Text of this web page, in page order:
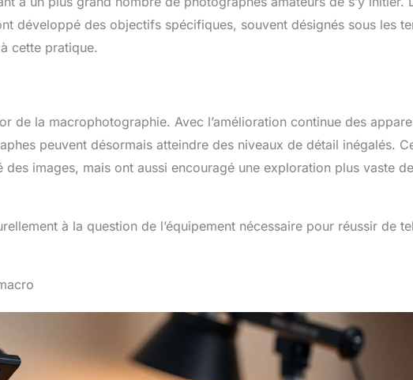
développé des objectifs spécifiques, souvent désignés sous les
cette pratique.
de la macrophotographie. Avec l’amélioration continue des
peuvent désormais atteindre des niveaux de détail inégalés.
images, mais ont aussi encouragé une exploration plus vaste
à la question de l’équipement nécessaire pour réussir de